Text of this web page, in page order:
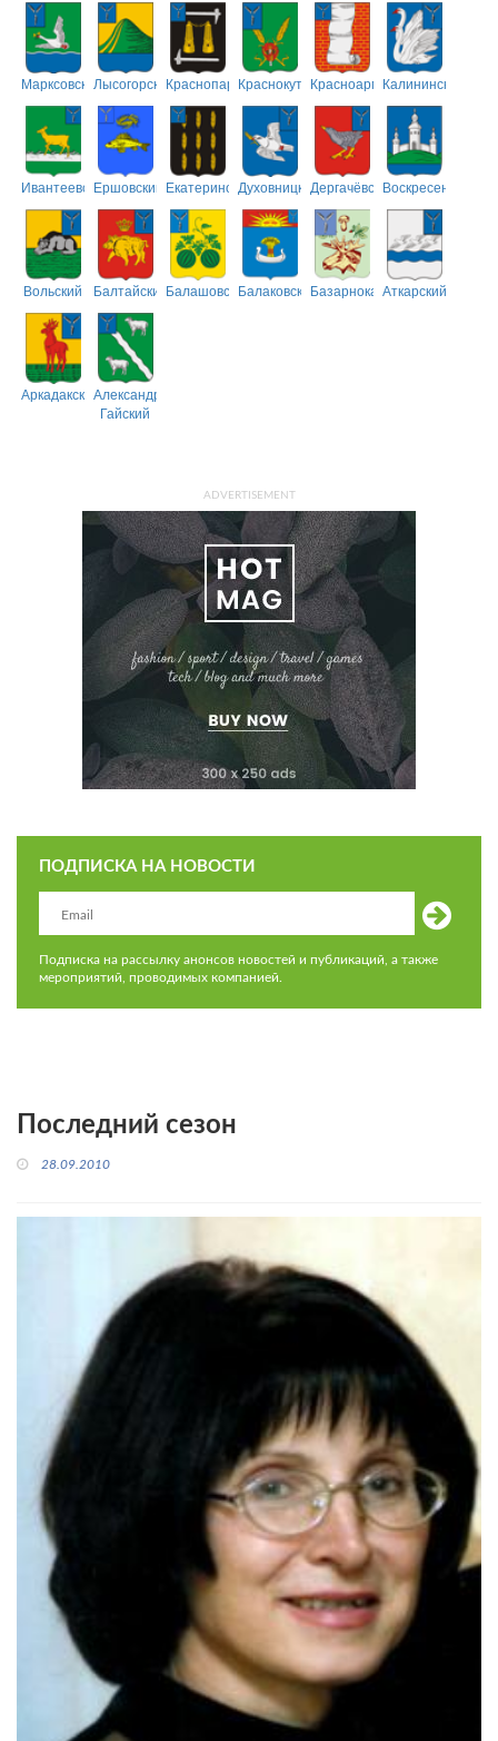
МарксовскийЛысогорскийКраснопартизанский
КраснокутскийКрасноармейский
Калининский
ИвантеевскийЕршовский ЕкатериновскийДуховницкийДергачёвскийВоскресенский
Вольский БалтайскийБалашовскийБалаковскийБазарнокарабулакский
Аткарский
АркадакскийАлександрово-
Гайский
ADVERTISEMENT
ПОДПИСКА НА НОВОСТИ
Подписка на рассылку анонсов новостей и публикаций, а также
мероприятий, проводимых компанией.
Последний сезон
28.09.2010